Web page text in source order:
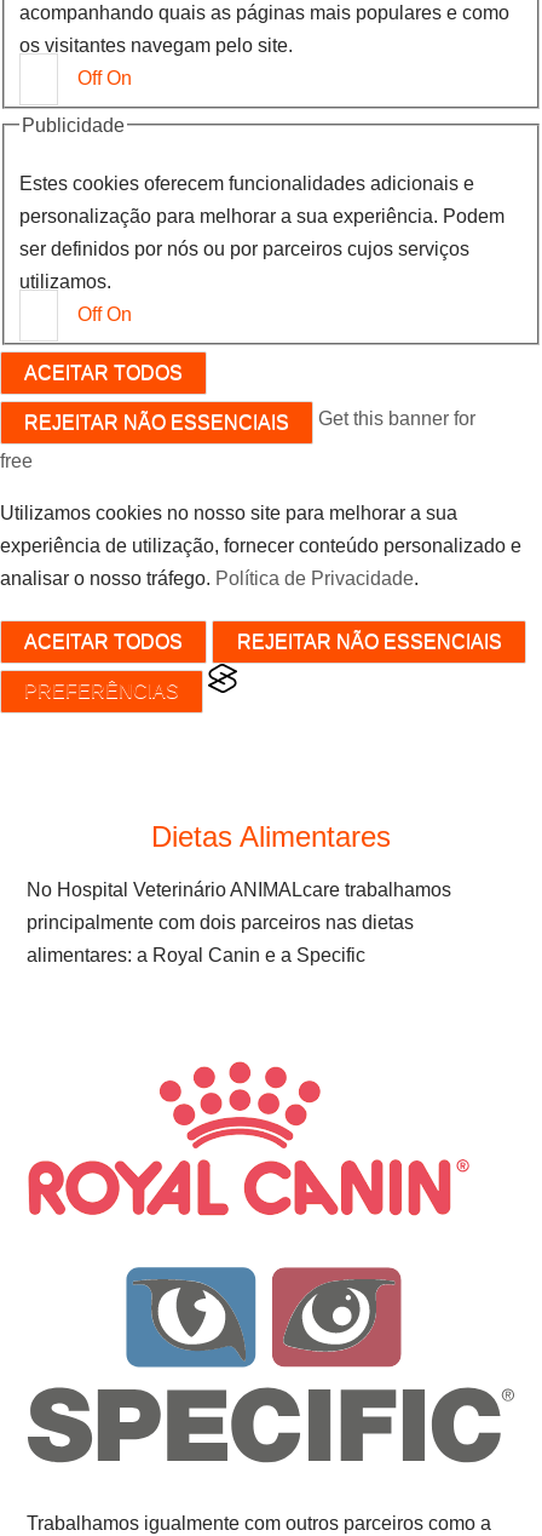
acompanhando quais as páginas mais populares e como
os visitantes navegam pelo site.
Off On
Publicidade
Estes cookies oferecem funcionalidades adicionais e
personalização para melhorar a sua experiência. Podem
ser definidos por nós ou por parceiros cujos serviços
utilizamos.
Off On
ACEITAR TODOS
REJEITAR NÃO ESSENCIAIS Get this banner for
free
Utilizamos cookies no nosso site para melhorar a sua
experiência de utilização, fornecer conteúdo personalizado e
analisar o nosso tráfego. Política de Privacidade.
ACEITAR TODOS REJEITAR NÃO ESSENCIAIS
PREFERÊNCIAS
Dietas Alimentares
No Hospital Veterinário ANIMALcare trabalhamos
principalmente com dois parceiros nas dietas
alimentares: a Royal Canin e a Specific
Trabalhamos igualmente com outros parceiros como a